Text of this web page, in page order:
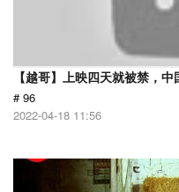
【越哥】上映四天就被禁，
# 96
2022-04-18 11:56